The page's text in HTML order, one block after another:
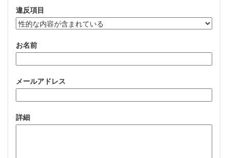
違反項目
お名前
メールアドレス
詳細